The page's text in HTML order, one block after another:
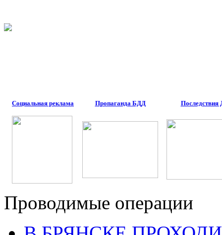
Социальная реклама Пропаганда БДД
Проводимые операции